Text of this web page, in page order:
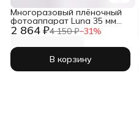
2 864 ₽4 150 ₽−31%
Многоразовый плёночный
фотоаппарат Luna 35 мм
(тип 135)
В корзину